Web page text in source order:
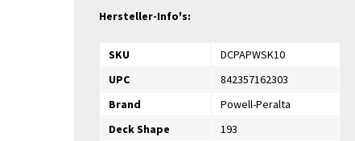
Hersteller-Info's:
SKU
DCPAPWSK10
UPC
842357162303
Brand
Powell-Peralta
Deck Shape
193